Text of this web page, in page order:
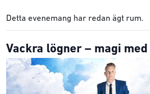
Detta evenemang har redan ägt rum.
Vackra lögner – magi